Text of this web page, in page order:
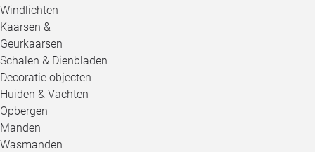
Windlichten
Kaarsen &
Geurkaarsen
Schalen & Dienbladen
Decoratie objecten
Huiden & Vachten
Opbergen
Manden
Wasmanden